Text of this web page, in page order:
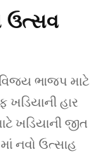
ઉત્સવ
ભાજપ માટે
ખડિયાની હાર
ખડિયાની જીત
નવો ઉત્સાહ